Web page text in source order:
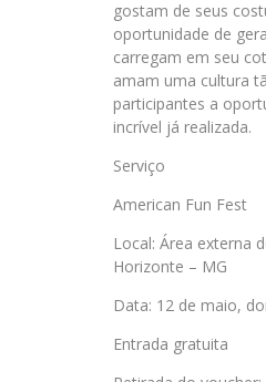
gostam de seus
oportunidade de
carregam em seu
amam uma cultura
participantes a
incrível já realizada.
Serviço
American Fun Fest
Local: Área externa
Horizonte – MG
Data: 12 de maio,
Entrada gratuita